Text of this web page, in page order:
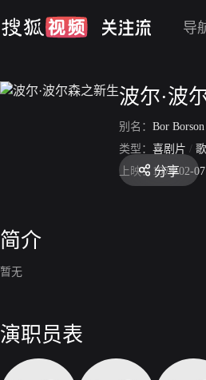
导
波尔·波
别名： Bor Borson
类型： 喜剧片 /
上映： 1974-02-07
分享
简介
暂无
演职员表